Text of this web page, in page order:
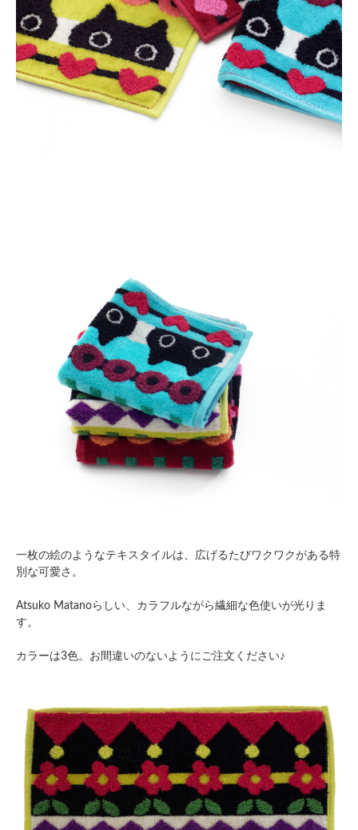
一枚の絵のようなテキスタイルは、広げるたびワクワクがある特
別な可愛さ。
Atsuko Matanoらしい、カラフルながら繊細な色使いが光りま
す。
カラーは3色。お間違いのないようにご注文ください♪